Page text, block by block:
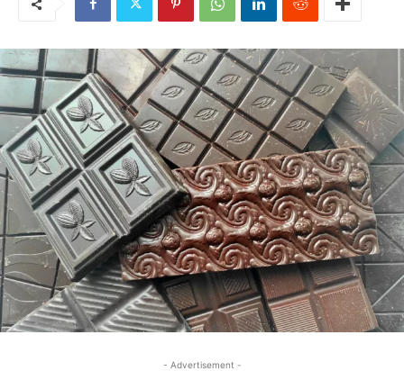
- Advertisement -